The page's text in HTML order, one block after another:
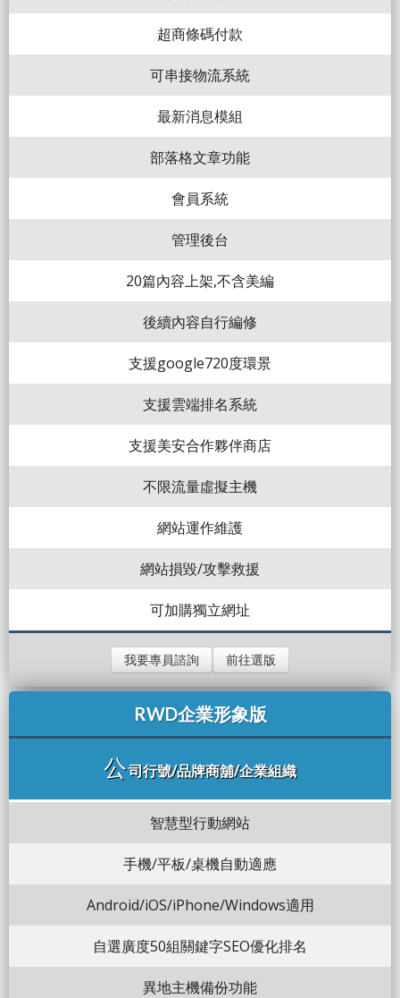
超商條碼付款
可串接物流系統
最新消息模組
部落格文章功能
會員系統
管理後台
20篇內容上架,不含美編
後續內容自行編修
支援google720度環景
支援雲端排名系統
支援美安合作夥伴商店
不限流量虛擬主機
網站運作維護
網站損毀/攻擊救援
可加購獨立網址
我要專員諮詢 前往選版
RWD企業形象版
公司行號/品牌商舖/企業組織
智慧型行動網站
手機/平板/桌機自動適應
Android/iOS/iPhone/Windows適用
自選廣度50組關鍵字SEO優化排名
異地主機備份功能